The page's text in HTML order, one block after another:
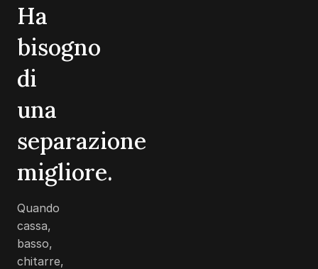
Ha
bisogno
di
una
separazione
migliore.
Quando
cassa,
basso,
chitarre,